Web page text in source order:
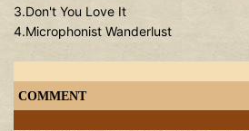
3.Don't You Love It
4.Microphonist Wanderlust
COMMENT